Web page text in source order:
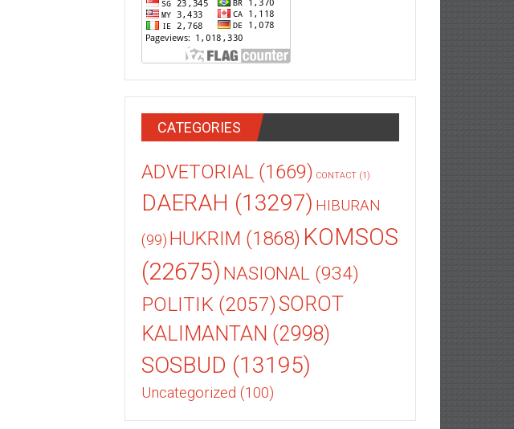
CATEGORIES
ADVETORIAL (1669) CONTACT (1)
DAERAH (13297) HIBURAN
(99) HUKRIM (1868) KOMSOS
(22675) NASIONAL (934)
POLITIK (2057)SOROT
KALIMANTAN (2998)
SOSBUD (13195)
Uncategorized (100)